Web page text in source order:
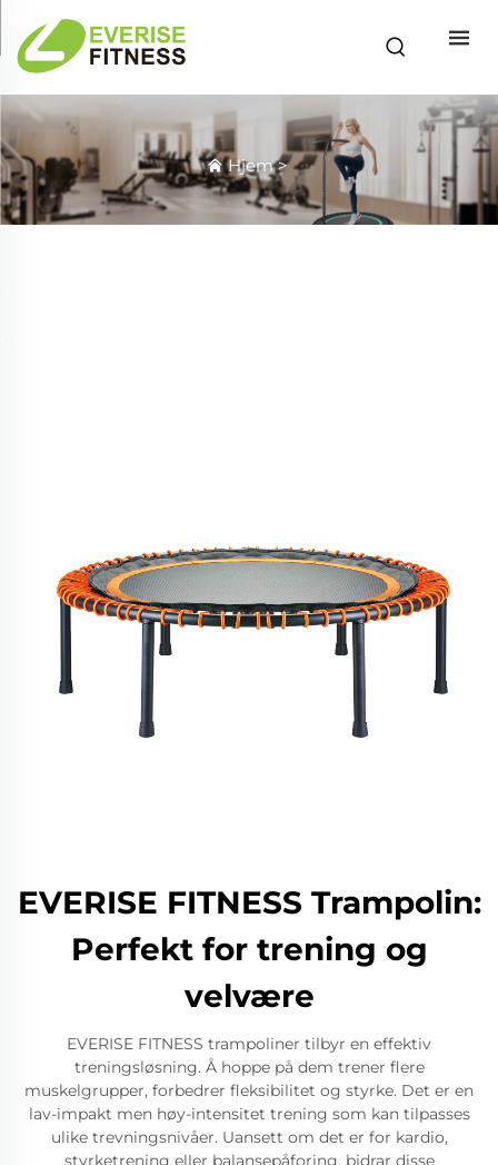
Hjem>
EVERISE FITNESS Trampolin:
Perfekt for trening og
velvære
EVERISE FITNESS trampoliner tilbyr en effektiv
treningsløsning. Å hoppe på dem trener flere
muskelgrupper, forbedrer fleksibilitet og styrke. Det er en
lav-impakt men høy-intensitet trening som kan tilpasses
ulike trevningsnivåer. Uansett om det er for kardio,
styrketrening eller balansepåforing, bidrar disse